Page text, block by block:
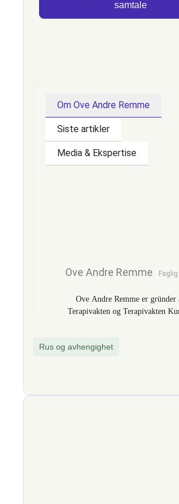
samtale
Om Ove Andre Remme
Siste artikler
Media & Ekspertise
Ove Andre Remme
Ove Andre Remme er gründer
Terapivakten og Terapivakten
avhengighetsterapi. Med over 18
teori og praktisk endringsarbeid.
Rus og avhengighet